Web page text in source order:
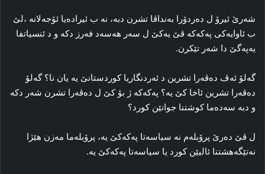
شه‌رێ ئیرۆ ل ده‌ردۆرا بەنداڤا تشرن دبه‌، نه‌ ب ئیرادەیا ئۆجەلانه‌ ،لێ
ب ئاوایه‌کی پەکەکە ڤێ یه‌کێ ل سه‌ر هەسەد فه‌رز دکه‌ و د ئنسیاتفا
یەپەگێ دا شه‌ر تێکرن.
گه‌لۆ ئه‌ڤ ده‌ڤه‌را تشرین د ئه‌ردنگاریا کوردستانێ یه‌ یان نا؟ گه‌لۆ
ده‌ڤه‌را تشرین ئاخا کێ یه‌؟ پەکەکە ژ بۆ کێ ل ده‌ڤه‌را تشرن شه‌ر دکه‌
و دبه‌ سه‌ده‌ما کوشتنا جوانێن کورد؟
ل ڤێ ده‌رێ پرۆبله‌م نه‌ سیاسه‌تا پەکەکێ یه‌، پرۆبله‌ما مه‌زن هێژا
نەتێگەهشتنا ئالیێن کورد یا سیاسه‌تا پەکەکێ یه‌.